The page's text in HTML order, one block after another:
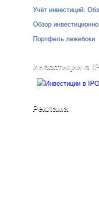
Учёт инвестиций.
Обзор
Портфель лежебоки
Инвестиции в
Реклама